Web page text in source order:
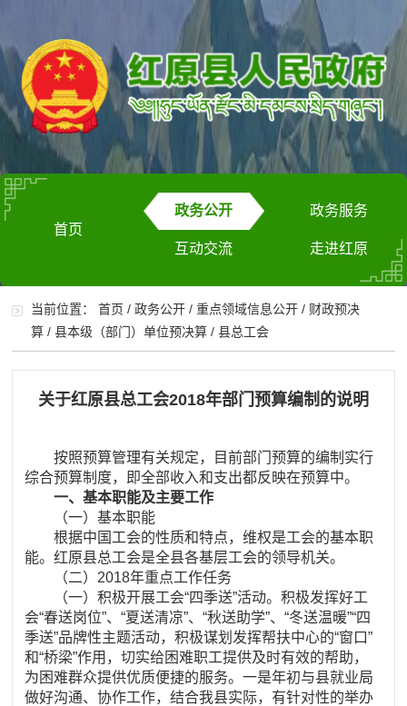
首页
政务公开 政务服务
互动交流 走进红原
当前位置：首页 /政务公开 /重点领域信息公开 / 财政预决
算 /县本级（部门）单位预决算 /县总工会
关于红原县总工会2018年部门预算编制的说明
按照预算管理有关规定，目前部门预算的编制实行
综合预算制度，即全部收入和支出都反映在预算中。
一、基本职能及主要工作
（一）基本职能
根据中国工会的性质和特点，维权是工会的基本职
能。红原县总工会是全县各基层工会的领导机关。
（二）2018年重点工作任务
（一）积极开展工会“四季送”活动。积极发挥好工
会“春送岗位”、“夏送清凉”、“秋送助学”、“冬送温暖”“四
季送”品牌性主题活动，积极谋划发挥帮扶中心的“窗口”
和“桥梁”作用，切实给困难职工提供及时有效的帮助，
为困难群众提供优质便捷的服务。一是年初与县就业局
做好沟通、协作工作，结合我县实际，有针对性的举办